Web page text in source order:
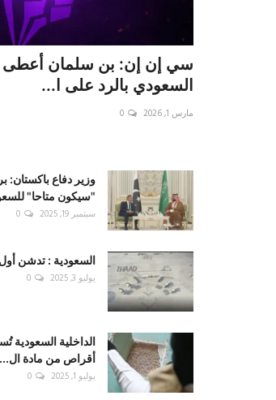
سي إن إن: بن سلمان أعطى
السعودي بالرد على ا...
مارس 1, 2026 0
وزير دفاع باكستان:
"سيكون متاحا"
سبتمبر 19, 2025 0
السعودية : تدشن
يوليو 3, 2025 0
الداخلية السعودية
أقراص من مادة ال...
يوليو 1, 2025 0